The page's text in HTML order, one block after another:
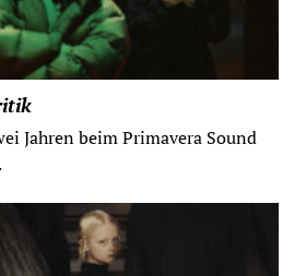
Jahren beim Primavera Sound